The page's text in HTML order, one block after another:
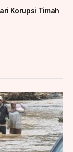
Korupsi Timah